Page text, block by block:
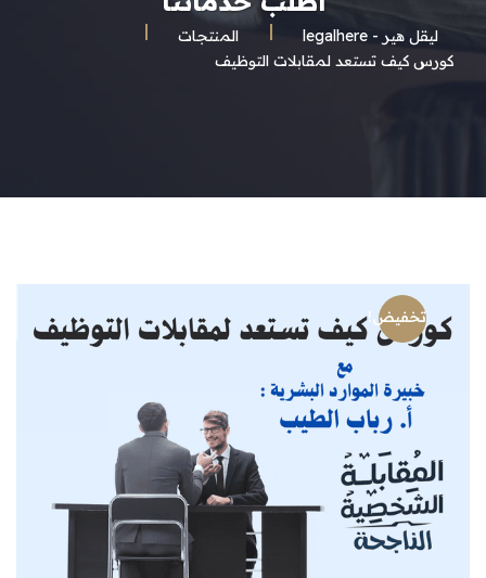
ليقل هير - legalhere
المنتجات
كورس كيف تستعد لمقابلات التوظيف
تخفيض!